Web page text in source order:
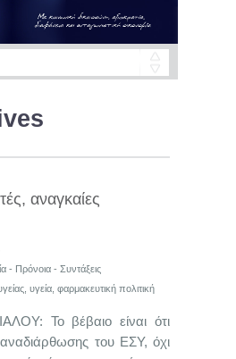
αναγκαίες
- Πρόνοια - Συντάξεις
υγεία φαρμακευτική πολιτική
Το βέβαιο είναι ότι
του ΕΣΥ, όχι